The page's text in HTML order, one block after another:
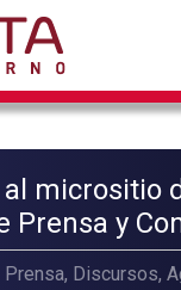
micrositio
Prensa y
Discursos,